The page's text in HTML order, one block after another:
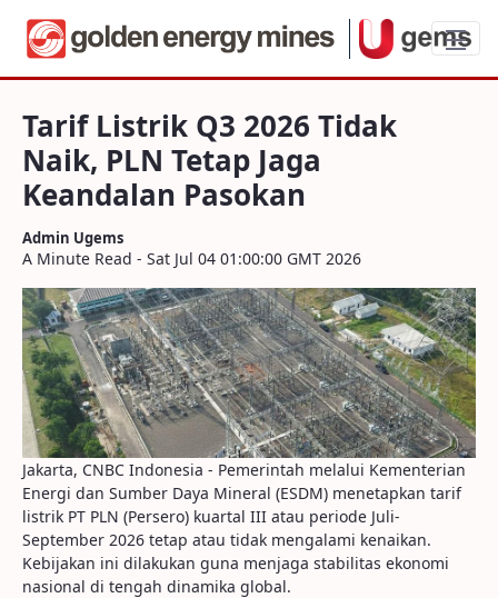
Tarif Listrik Q3 2026 Tidak Naik, PLN
Tarif Listrik Q3 2026 Tidak
Naik, PLN Tetap Jaga
Keandalan Pasokan
Admin Ugems
A Minute Read - Sat Jul 04 01:00:00 GMT 2026
Jakarta, CNBC Indonesia - Pemerintah melalui Kementerian
Energi dan Sumber Daya Mineral (ESDM) menetapkan tarif
listrik PT PLN (Persero) kuartal III atau periode Juli-
September 2026 tetap atau tidak mengalami kenaikan.
Kebijakan ini dilakukan guna menjaga stabilitas ekonomi
nasional di tengah dinamika global.